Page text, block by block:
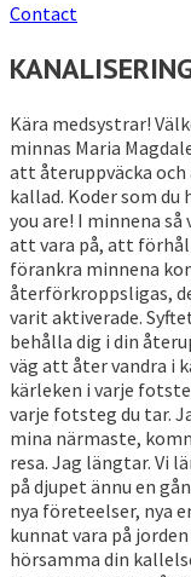
Contact
Kära medsystrar!
minnas Maria
att återuppväcka
kallad. Koder som
you are! I minnena
att vara på, att
förankra minnena
återförkroppsligas,
varit aktiverade.
behålla dig i din
väg att åter vandra i
kärleken i varje
varje fotsteg du tar.
mina närmaste,
resa. Jag längtar. Vi
på djupet ännu en
nya företeelser, nya
kunnat vara på
hörsamma din